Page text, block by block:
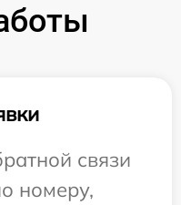
связи
номеру,